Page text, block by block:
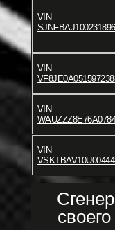
VIN
VIN
VIN
VIN